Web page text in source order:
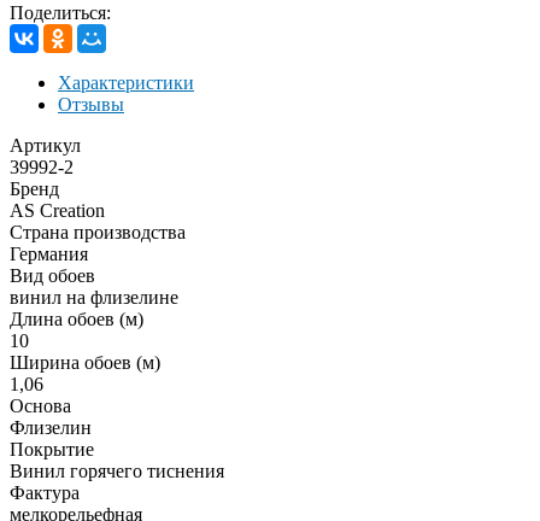
Поделиться:
Характеристики
Отзывы
Артикул
39992-2
Бренд
AS Creation
Страна производства
Германия
Вид обоев
винил на флизелине
Длина обоев (м)
10
Ширина обоев (м)
1,06
Основа
Флизелин
Покрытие
Винил горячего тиснения
Фактура
мелкорельефная